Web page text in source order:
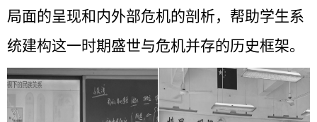
局面的呈现和内外部危机的剖析，帮助学生系
统建构这一时期盛世与危机并存的历史框架。